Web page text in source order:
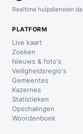
Realtime hulpdiensten
PLATFORM
Live kaart
Zoeken
Nieuws & foto's
Veiligheidsregio's
Gemeentes
Kazernes
Statistieken
Opschalingen
Woordenboek